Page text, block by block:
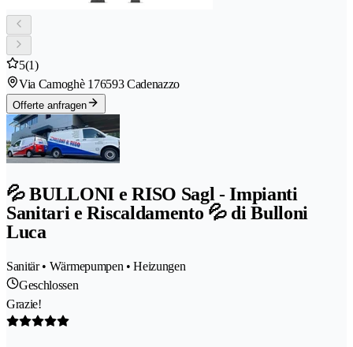
5(1)
Via Camoghè 176593 Cadenazzo
Offerte anfragen
💦 BULLONI e RISO Sagl - Impianti
Sanitari e Riscaldamento 💦 di Bulloni
Luca
Sanitär • Wärmepumpen • Heizungen
Geschlossen
Grazie!